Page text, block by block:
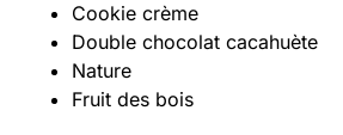
Cookie crème
Double chocolat cacahuète
Nature
Fruit des bois